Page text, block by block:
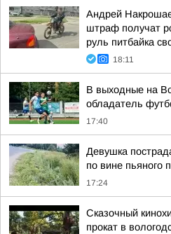
Андрей
штраф получат
руль питбайка
18:11
В выходные на
обладатель
17:40
Девушка
по вине пьяного
17:24
Сказочный
прокат в